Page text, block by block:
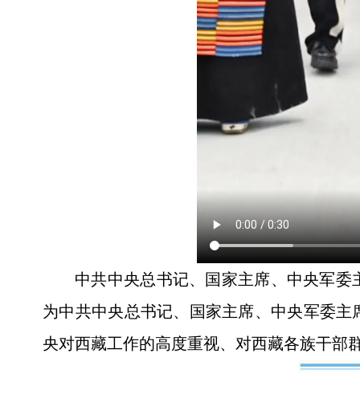
中共中央总书记、国家主席、中央军
为中共中央总书记、国家主席、中央军委
央对西藏工作的高度重视、对西藏各族干部